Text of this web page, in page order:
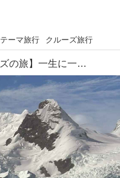
テーマ旅行 クルーズ旅行
【クルーズの旅】一生に一度は訪れたい！極地探検船ウルトラマリンで航く 南極クルーズをご紹介します